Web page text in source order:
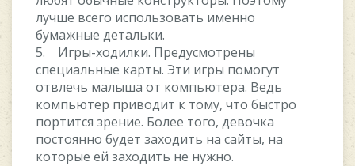
лучше всего использовать именно
бумажные детальки.
5. Игры-ходилки. Предусмотрены
специальные карты. Эти игры помогут
отвлечь малыша от компьютера. Ведь
компьютер приводит к тому, что быстро
портится зрение. Более того, девочка
постоянно будет заходить на сайты, на
которые ей заходить не нужно.